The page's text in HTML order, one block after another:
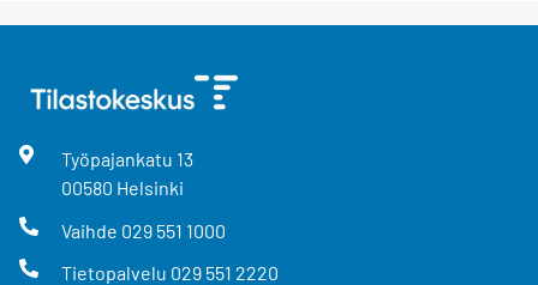
Työpajankatu 13
00580 Helsinki
Vaihde 029 551 1000
Tietopalvelu 029 551 2220